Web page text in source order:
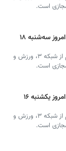
است.
ساعت پخش زنده دیدارهای فوتبال مهم از شبکه ۳، ورزش و
است.
ساعت پخش زنده دیدارهای فوتبال مهم از شبکه ۳، ورزش و
است.